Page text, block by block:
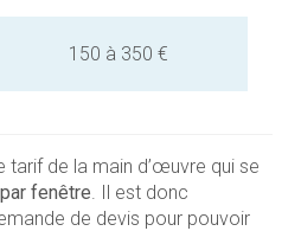
150 à 350 €
tarif de la main d’œuvre qui se
fenêtre . Il est donc
de devis pour pouvoir